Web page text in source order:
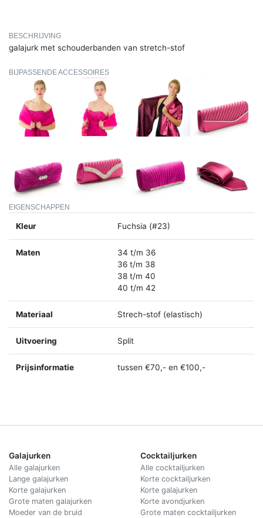
BESCHRIJVING
galajurk met schouderbanden van stretch-stof
BIJPASSENDE ACCESSOIRES
EIGENSCHAPPEN
Kleur Fuchsia (#23)
Maten
34 t/m 36
36 t/m 38
38 t/m 40
40 t/m 42
Materiaal Strech-stof (elastisch)
Uitvoering Split
Prijsinformatie tussen €70,- en €100,-
Galajurken
Alle galajurken
Lange galajurken
Korte galajurken
Grote maten galajurken
Moeder van de bruid
Cocktailjurken
Alle cocktailjurken
Korte cocktailjurken
Korte galajurken
Korte avondjurken
Grote maten cocktailjurken